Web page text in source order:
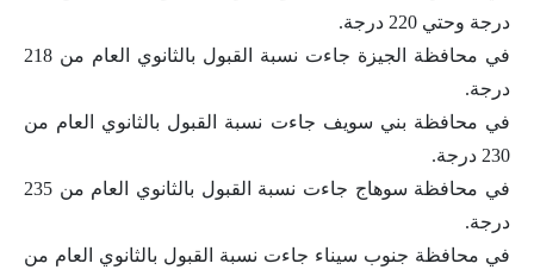
درجة وحتي 220 درجة.
في محافظة الجيزة جاءت نسبة القبول بالثانوي العام من 218
درجة.
في محافظة بني سويف جاءت نسبة القبول بالثانوي العام من
230 درجة.
في محافظة سوهاج جاءت نسبة القبول بالثانوي العام من 235
درجة.
في محافظة جنوب سيناء جاءت نسبة القبول بالثانوي العام من